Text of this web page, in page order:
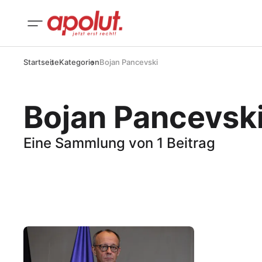
StartseiteKategorienBojan Pancevski
Bojan
Eine Sammlung von 1 Beitrag